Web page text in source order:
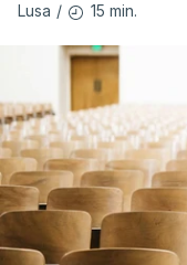
Lusa / 15 min.